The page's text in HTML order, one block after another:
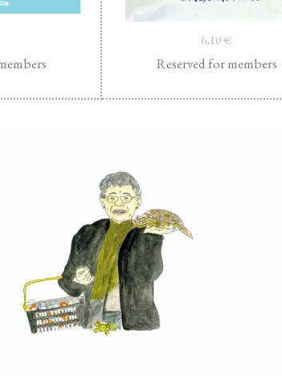
6,10€
Reserved for members